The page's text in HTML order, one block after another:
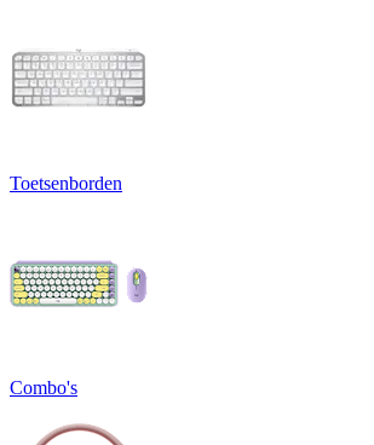
Toetsenborden
Combo's